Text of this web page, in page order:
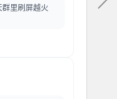
里刷屏越火